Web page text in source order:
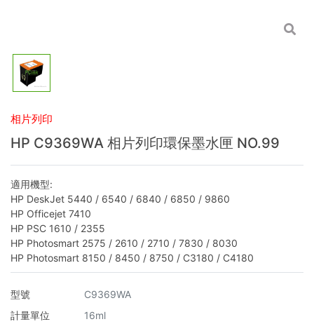
相片列印
HP C9369WA 相片列印環保墨水匣 NO.99
適用機型:
HP DeskJet 5440 / 6540 / 6840 / 6850 / 9860
HP Officejet 7410
HP PSC 1610 / 2355
HP Photosmart 2575 / 2610 / 2710 / 7830 / 8030
HP Photosmart 8150 / 8450 / 8750 / C3180 / C4180
型號
C9369WA
計量單位
16ml